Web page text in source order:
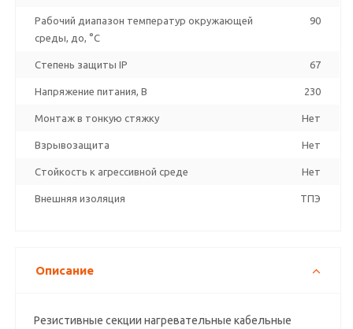
Рабочий диапазон температур окружающей
среды, до, °C
90
Степень защиты IP 67
Напряжение питания, В 230
Монтаж в тонкую стяжку Нет
Взрывозащита Нет
Стойкость к агрессивной среде Нет
Внешняя изоляция ТПЭ
Описание
Резистивные секции нагревательные кабельные